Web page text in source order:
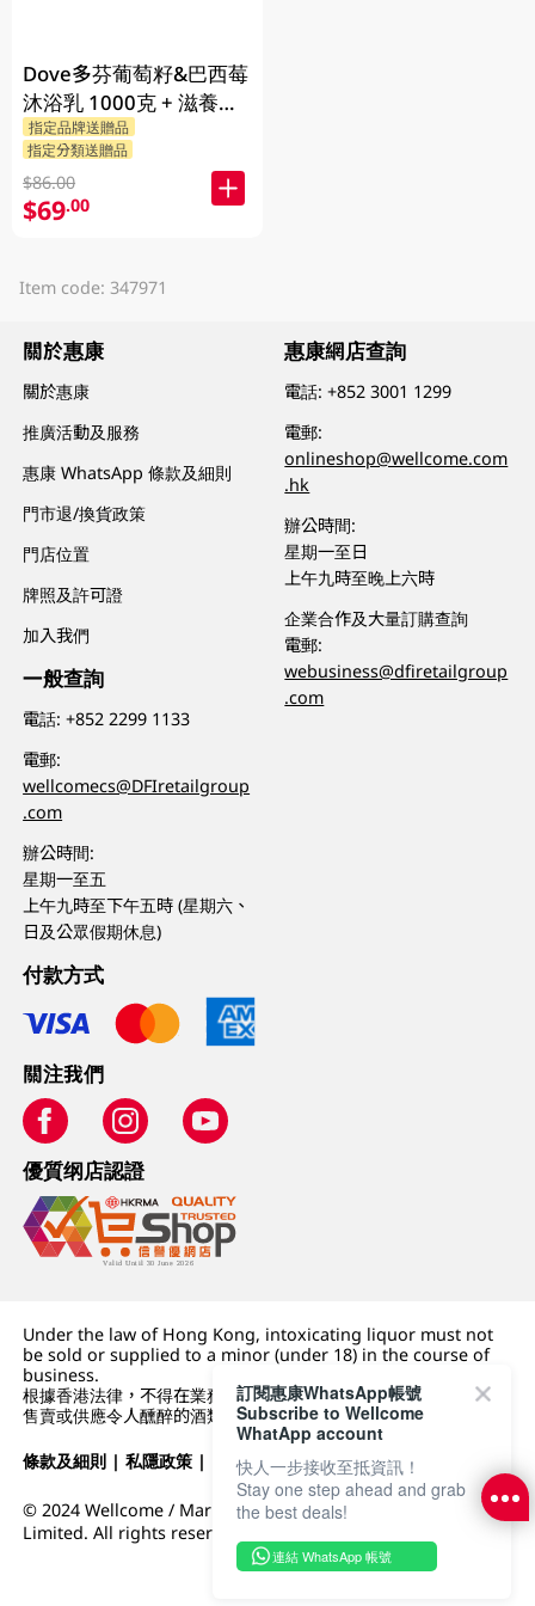
Dove多芬葡萄籽&巴西莓
沐浴乳 1000克 + 滋養柔
嫰沐浴乳 1000克 + 隨機
贈品 200克
指定品牌送贈品
指定分類送贈品
$86.00
$69.00
Item code: 347971
關於惠康
關於惠康
推廣活動及服務
惠康 WhatsApp 條款及細則
門市退/換貨政策
門店位置
牌照及許可證
加入我們
一般查詢
電話:+852 2299 1133
電郵:
wellcomecs@DFIretailgroup
.com
辦公時間:
星期一至五
上午九時至下午五時 (星期六、
日及公眾假期休息)
惠康網店查詢
電話:+852 3001 1299
電郵:
onlineshop@wellcome.com
.hk
辦公時間:
星期一至日
上午九時至晚上六時
企業合作及大量訂購查詢
電郵:
webusiness@dfiretailgroup
.com
付款方式
關注我們
優質纲店認證
Under the law of Hong Kong, intoxicating liquor must not
be sold or supplied to a minor (under 18) in the course of
business.
根據香港法律，不得在業務過程中，向未成年人 (18 歲以下人士)
售賣或供應令人醺醉的酒類。
條款及細則 |私隱政策 | DFI零售集團
© 2024 Wellcome / Market Place. The Dairy Farm Company
Limited. All rights reserved.
訂閱惠康WhatsApp帳號
Subscribe to Wellcome
WhatApp account
快人一步接收至抵資訊！
Stay one step ahead and grab
the best deals!
連結 WhatsApp 帳號